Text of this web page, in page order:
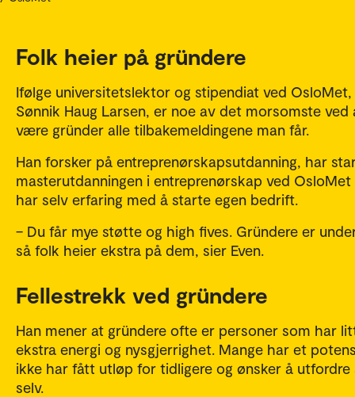
Folk heier på gründere
Ifølge universitetslektor og stipendiat ved OsloMet,
Sønnik Haug Larsen, er noe av det morsomste ved
være gründer alle tilbakemeldingene man får.
Han forsker på entreprenørskapsutdanning, har
masterutdanningen i entreprenørskap ved OsloMet
har selv erfaring med å starte egen bedrift.
– Du får mye støtte og high fives. Gründere er
så folk heier ekstra på dem, sier Even.
Fellestrekk ved gründere
Han mener at gründere ofte er personer som har
ekstra energi og nysgjerrighet. Mange har et
ikke har fått utløp for tidligere og ønsker å utfordre
selv.